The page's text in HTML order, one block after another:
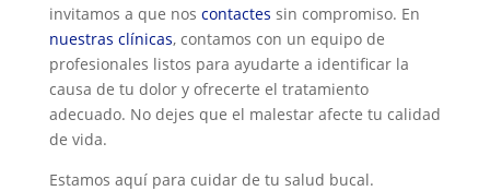
invitamos a que nos contactes sin compromiso. En
nuestras clínicas, contamos con un equipo de
profesionales listos para ayudarte a identificar la
causa de tu dolor y ofrecerte el tratamiento
adecuado. No dejes que el malestar afecte tu calidad
de vida.
Estamos aquí para cuidar de tu salud bucal.